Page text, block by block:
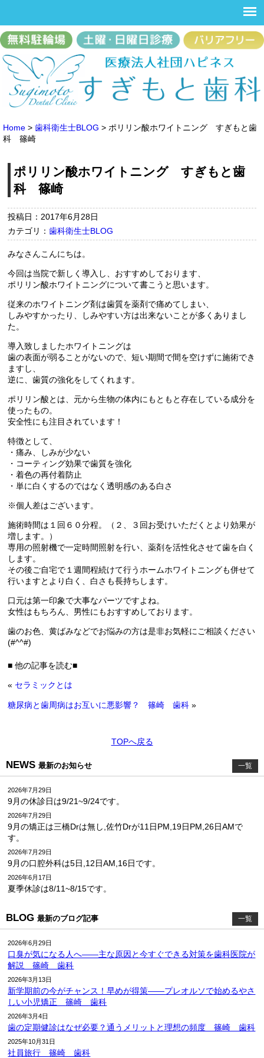
Home > 歯科衛生士BLOG > ポリリン酸ホワイトニング すぎもと歯
科 篠崎
ポリリン酸ホワイトニング すぎもと歯
科 篠崎
投稿日：2017年6月28日
カテゴリ：歯科衛生士BLOG
みなさんこんにちは。
今回は当院で新しく導入し、おすすめしております、
ポリリン酸ホワイトニングについて書こうと思います。
従来のホワイトニング剤は歯質を薬剤で痛めてしまい、
しみやすかったり、しみやすい方は出来ないことが多くありまし
た。
導入致しましたホワイトニングは
歯の表面が弱ることがないので、短い期間で間を空けずに施術でき
ますし、
逆に、歯質の強化をしてくれます。
ポリリン酸とは、元から生物の体内にもともと存在している成分を
使ったもの。
安全性にも注目されています！
特徴として、
・痛み、しみが少ない
・コーティング効果で歯質を強化
・着色の再付着防止
・単に白くするのではなく透明感のある白さ
※個人差はございます。
施術時間は１回６０分程。（２、３回お受けいただくとより効果が
増します。）
専用の照射機で一定時間照射を行い、薬剤を活性化させて歯を白く
します。
その後ご自宅で１週間程続けて行うホームホワイトニングも併せて
行いますとより白く、白さも長持ちします。
口元は第一印象で大事なパーツですよね。
女性はもちろん、男性にもおすすめしております。
歯のお色、黄ばみなどでお悩みの方は是非お気軽にご相談ください
(#^^#)
■ 他の記事を読む■
« セラミックとは
糖尿病と歯周病はお互いに悪影響？ 篠崎 歯科 »
TOPへ戻る
NEWS 最新のお知らせ 一覧
2026年7月29日
9月の休診日は9/21~9/24です。
2026年7月29日
9月の矯正は三橋Drは無し,佐竹Drが11日PM,19日PM,26日AMで
す。
2026年7月29日
9月の口腔外科は5日,12日AM,16日です。
2026年6月17日
夏季休診は8/11~8/15です。
BLOG 最新のブログ記事 一覧
2026年6月29日
口臭が気になる人へ――主な原因と今すぐできる対策を歯科医院が
解説 篠崎 歯科
2026年3月13日
新学期前の今がチャンス！早めが得策――プレオルソで始めるやさ
しい小児矯正 篠崎 歯科
2026年3月4日
歯の定期健診はなぜ必要？通うメリットと理想の頻度 篠崎 歯科
2025年10月31日
社員旅行 篠崎 歯科